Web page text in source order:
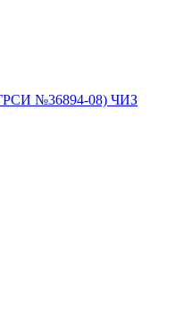
№36894-08) ЧИЗ